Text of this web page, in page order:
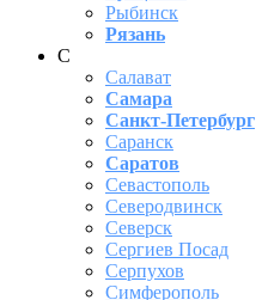
Рыбинск
Рязань
С
Салават
Самара
Санкт-Петербург
Саранск
Саратов
Севастополь
Северодвинск
Северск
Сергиев Посад
Серпухов
Симферополь